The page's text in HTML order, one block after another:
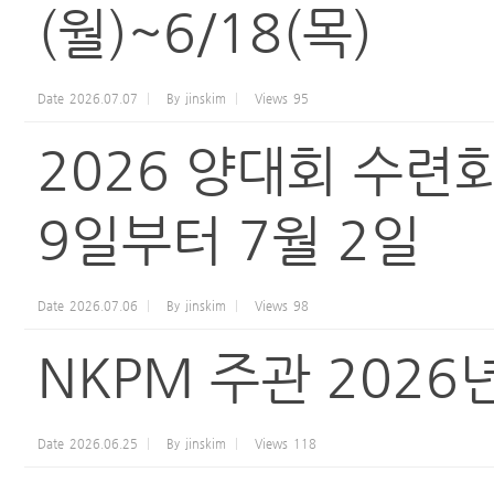
(월)~6/18(목)
Date 2026.07.07 By jinskim Views 95
2026 양대회 수련
9일부터 7월 2일
Date 2026.07.06 By jinskim Views 98
NKPM 주관 2026
Date 2026.06.25 By jinskim Views 118